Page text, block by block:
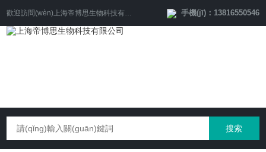
歡迎訪問(wèn) 上海帝博思生物科技有限公司 網(wǎng)站！手機(jī)：13816550546